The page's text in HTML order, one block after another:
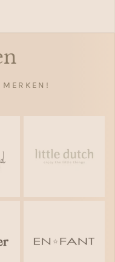
MERKEN!